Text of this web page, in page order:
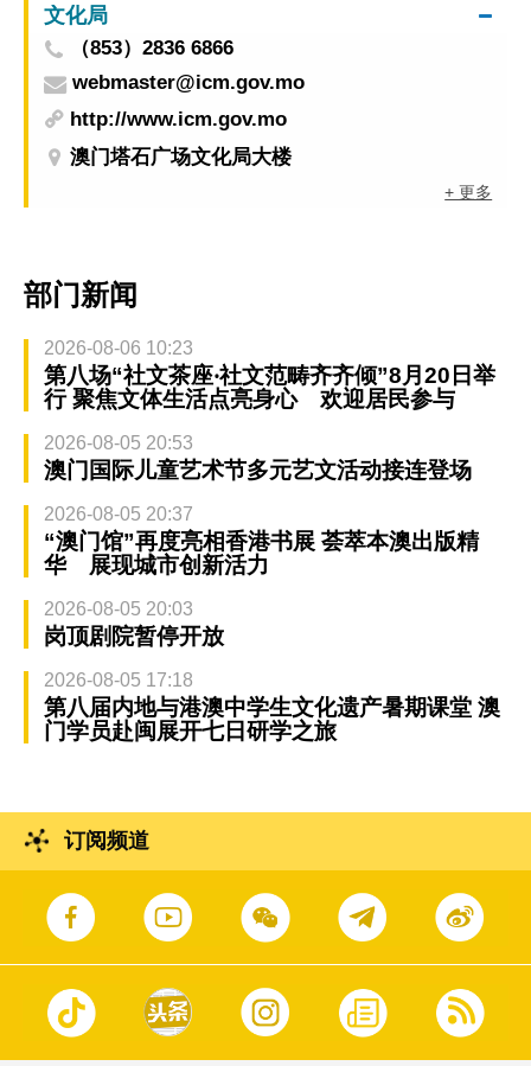
文化局
（853）2836 6866
webmaster@icm.gov.mo
http://www.icm.gov.mo
澳门塔石广场文化局大楼
+ 更多
部门新闻
2026-08-06 10:23
第八场“社文茶座‧社文范畴齐齐倾”8月20日举
行 聚焦文体生活点亮身心 欢迎居民参与
2026-08-05 20:53
澳门国际儿童艺术节多元艺文活动接连登场
2026-08-05 20:37
“澳门馆”再度亮相香港书展 荟萃本澳出版精
华 展现城市创新活力
2026-08-05 20:03
岗顶剧院暂停开放
2026-08-05 17:18
第八届内地与港澳中学生文化遗产暑期课堂 澳
门学员赴闽展开七日研学之旅
订阅频道